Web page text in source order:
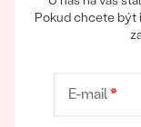
chtěla šperk na
Rozhodně tyto
Skvělý
objednávky
částce Balíček
Oceňuji
Annastasia
Pokud chcete být
E-mail*